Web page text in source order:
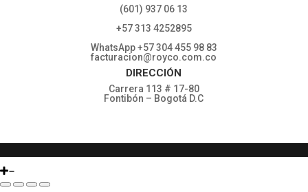
‎(601) 937 06 13
‎+57 313 4252895
WhatsApp +57 304 455 98 83
facturacion@royco.com.co
DIRECCIÓN
Carrera 113 # 17-80
Fontibón – Bogotá D.C